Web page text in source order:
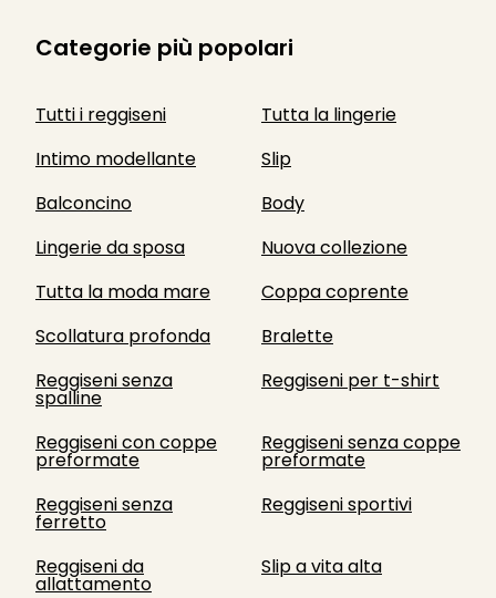
Categorie più popolari
Tutti i reggiseni
Tutta la lingerie
Intimo modellante
Slip
Balconcino
Body
Lingerie da sposa
Nuova collezione
Tutta la moda mare
Coppa coprente
Scollatura profonda
Bralette
Reggiseni senza
spalline
Reggiseni per t-shirt
Reggiseni con coppe
preformate
Reggiseni senza coppe
preformate
Reggiseni senza
ferretto
Reggiseni sportivi
Reggiseni da
allattamento
Slip a vita alta